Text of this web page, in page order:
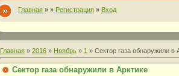
Главная » » Регистрация » Вход
Главная » 2016 » Ноябрь » 1 » Сектор газа обнаружили в
Сектор газа обнаружили в Арктике